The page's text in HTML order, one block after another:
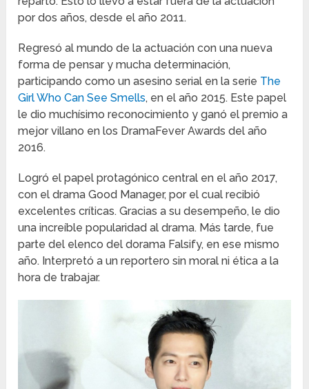
por dos años, desde el año 2011.
Regresó al mundo de la actuación con una nueva
forma de pensar y mucha determinación,
participando como un asesino serial en la serie The
Girl Who Can See Smells, en el año 2015. Este papel
le dio muchísimo reconocimiento y ganó el premio a
mejor villano en los DramaFever Awards del año
2016.
Logró el papel protagónico central en el año 2017,
con el drama Good Manager, por el cual recibió
excelentes críticas. Gracias a su desempeño, le dio
una increíble popularidad al drama. Más tarde, fue
parte del elenco del dorama Falsify, en ese mismo
año. Interpretó a un reportero sin moral ni ética a la
hora de trabajar.